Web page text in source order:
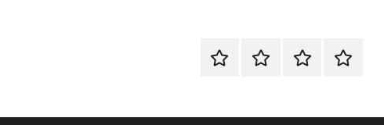
EspecialEnoturismoRanking